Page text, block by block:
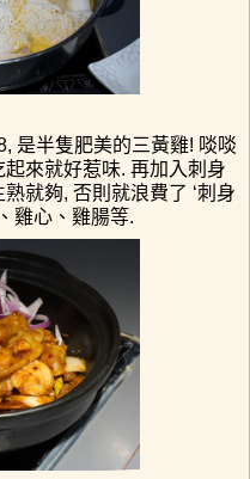
是半隻肥美的三黃雞! 啖啖
起來就好惹味. 再加入刺身
熟就夠, 否則就浪費了 ‘刺身
雞心、雞腸等.